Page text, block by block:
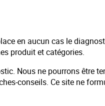
en aucun cas le
produit et catégories.
Nous ne pourrons être
conseils. Ce site ne